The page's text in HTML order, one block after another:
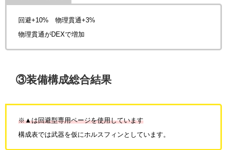
回避+10% 物理貫通+3%
物理貫通がDEXで増加
③装備構成総合結果
※▲は回避型専用ページを使用しています
構成表では武器を仮にホルスフィンとしています。